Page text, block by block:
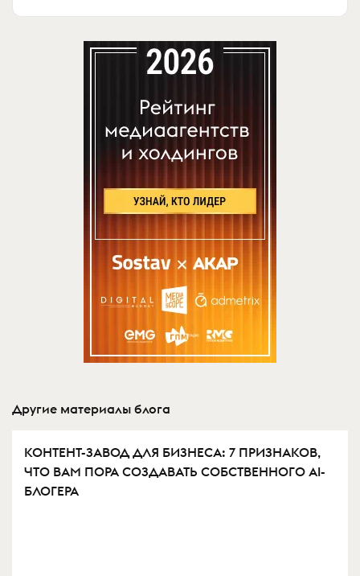
Другие материалы блога
КОНТЕНТ-ЗАВОД ДЛЯ БИЗНЕСА: 7 ПРИЗНАКОВ,
ЧТО ВАМ ПОРА СОЗДАВАТЬ СОБСТВЕННОГО AI-
БЛОГЕРА